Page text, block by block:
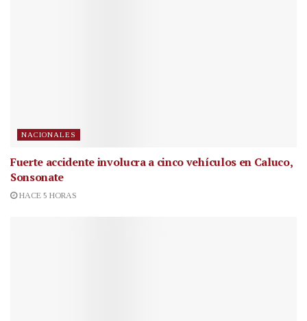
NACIONALES
Fuerte accidente involucra a cinco vehículos en Caluco,
Sonsonate
HACE 5 HORAS